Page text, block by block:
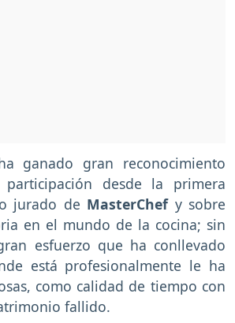
ganado gran reconocimiento
desde la primera
jurado de MasterChef y sobre
en el mundo de la cocina; sin
esfuerzo que ha conllevado
está profesionalmente le ha
como calidad de tiempo con
fallido.